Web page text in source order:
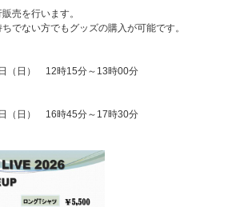
売を行います。
でない方でもグッズの購入が可能です。
（日） 12時15分～13時00分
（日） 16時45分～17時30分